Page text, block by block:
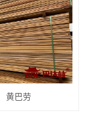
黄巴劳